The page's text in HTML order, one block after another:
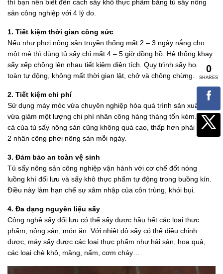
thì bạn nên biết đến cách sấy khô thực phẩm bằng tủ sấy nông
sản công nghiệp với 4 lý do.
1. Tiết kiệm thời gian công sức
Nếu như phơi nông sản truyền thống mất 2 – 3 ngày nắng cho
một mẻ thì dùng tủ sấy chỉ mất 4 – 5 giờ đồng hồ. Hệ thống khay
sấy xếp chồng lên nhau tiết kiệm diện tích. Quy trình sấy hoàn
toàn tự động, không mất thời gian lật, chở và chông chừng.
2. Tiết kiệm chi phí
Sử dụng máy móc vừa chuyên nghiệp hóa quá trình sản xuất,
vừa giảm một lượng chi phí nhân công hàng tháng tốn kém. Giá
cả của tủ sấy nông sản cũng không quá cao, thấp hơn phải thuê
2 nhân công phơi nông sản mỗi ngày.
3. Đảm bảo an toàn vệ sinh
Tủ sấy nông sản công nghiệp vận hành với cơ chế đốt nóng
luồng khí đối lưu và sấy khô thực phẩm tự động trong buồng kín.
Điều này làm hạn chế sự xâm nhập của côn trùng, khói bụi.
4. Đa dạng nguyên liệu sấy
Công nghệ sấy đối lưu có thể sấy được hầu hết các loại thực
phẩm, nông sản, món ăn. Với nhiệt độ sấy có thể điều chỉnh
được, máy sấy được các loại thực phẩm như hải sản, hoa quả,
các loại chè khô, măng, nấm, cơm cháy…